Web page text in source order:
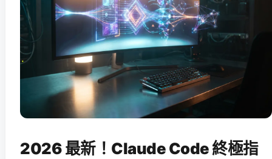
2026 最新！Claude Code 終極指